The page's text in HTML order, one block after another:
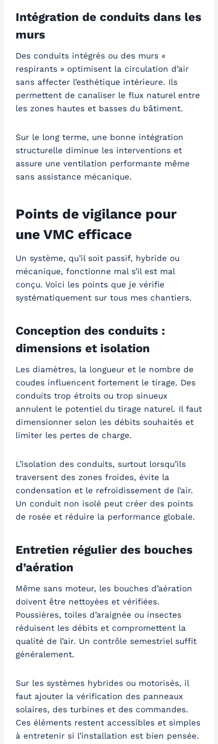
Intégration de conduits dans les
murs
Des conduits intégrés ou des murs «
respirants » optimisent la circulation d’air
sans affecter l’esthétique intérieure. Ils
permettent de canaliser le flux naturel entre
les zones hautes et basses du bâtiment.
Sur le long terme, une bonne intégration
structurelle diminue les interventions et
assure une ventilation performante même
sans assistance mécanique.
Points de vigilance pour
une VMC efficace
Un système, qu’il soit passif, hybride ou
mécanique, fonctionne mal s’il est mal
conçu. Voici les points que je vérifie
systématiquement sur tous mes chantiers.
Conception des conduits :
dimensions et isolation
Les diamètres, la longueur et le nombre de
coudes influencent fortement le tirage. Des
conduits trop étroits ou trop sinueux
annulent le potentiel du tirage naturel. Il faut
dimensionner selon les débits souhaités et
limiter les pertes de charge.
L’isolation des conduits, surtout lorsqu’ils
traversent des zones froides, évite la
condensation et le refroidissement de l’air.
Un conduit non isolé peut créer des points
de rosée et réduire la performance globale.
Entretien régulier des bouches
d’aération
Même sans moteur, les bouches d’aération
doivent être nettoyées et vérifiées.
Poussières, toiles d’araignée ou insectes
réduisent les débits et compromettent la
qualité de l’air. Un contrôle semestriel suffit
généralement.
Sur les systèmes hybrides ou motorisés, il
faut ajouter la vérification des panneaux
solaires, des turbines et des commandes.
Ces éléments restent accessibles et simples
à entretenir si l’installation est bien pensée.